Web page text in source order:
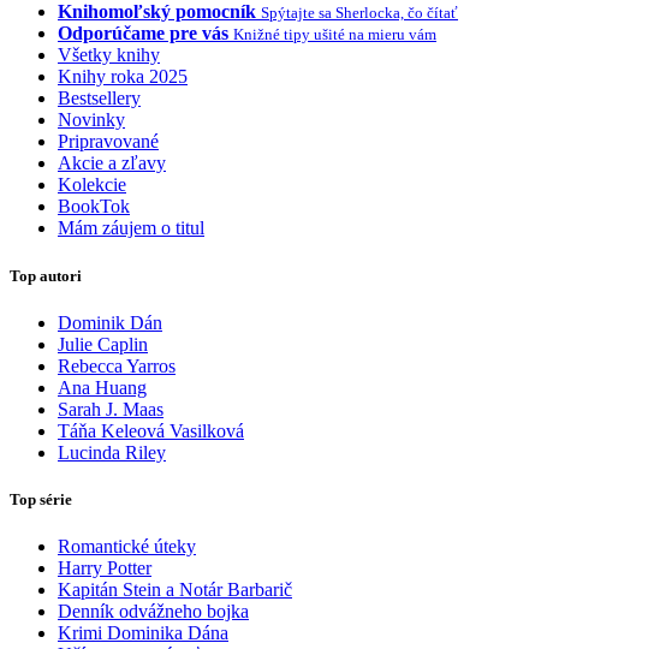
Knihomoľský pomocník Spýtajte sa Sherlocka, čo čítať
Odporúčame pre vás Knižné tipy ušité na mieru vám
Všetky knihy
Knihy roka 2025
Bestsellery
Novinky
Pripravované
Akcie a zľavy
Kolekcie
BookTok
Mám záujem o titul
Top autori
Dominik Dán
Julie Caplin
Rebecca Yarros
Ana Huang
Sarah J. Maas
Táňa Keleová Vasilková
Lucinda Riley
Top série
Romantické úteky
Harry Potter
Kapitán Stein a Notár Barbarič
Denník odvážneho bojka
Krimi Dominika Dána